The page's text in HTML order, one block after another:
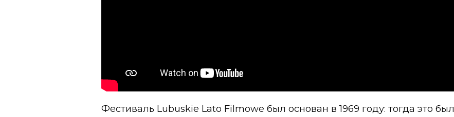
Фестиваль Lubuskie Lato Filmowe был основан в 1969 году: тогда это был